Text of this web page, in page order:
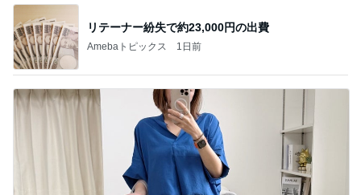
リテーナー紛失で約23,000円の出費
Amebaトピックス 1日前